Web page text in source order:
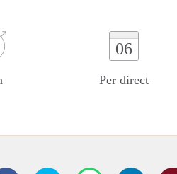
06
Per direct